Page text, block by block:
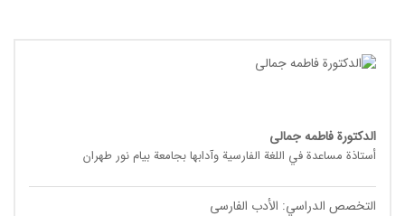
الدکتورة فاطمه جمالی
أستاذة مساعدة في اللغة الفارسیة وآدابها بجامعة بیام نور طهران
التخصص الدراسي: الأدب الفارسی